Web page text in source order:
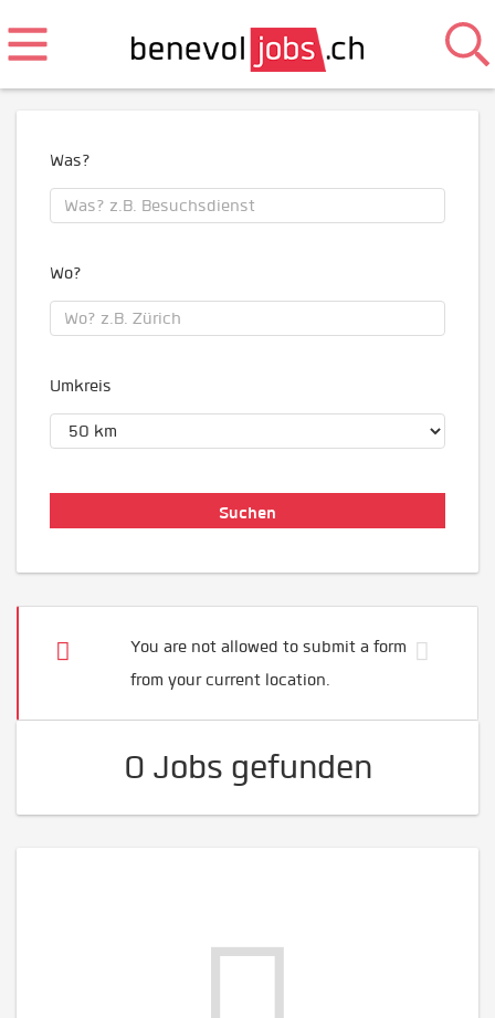
Was?
Wo?
Umkreis
You are not allowed to submit a form
from your current location.
0 Jobs gefunden